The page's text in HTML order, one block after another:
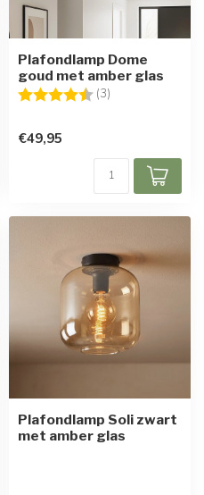
Plafondlamp Dome
goud met amber glas
Beoordeling: (3)
€49,95
Plafondlamp Soli zwart
met amber glas